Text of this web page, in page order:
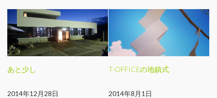
あと少し
2014年12月28日
T-OFFICEの地鎮式
2014年8月1日